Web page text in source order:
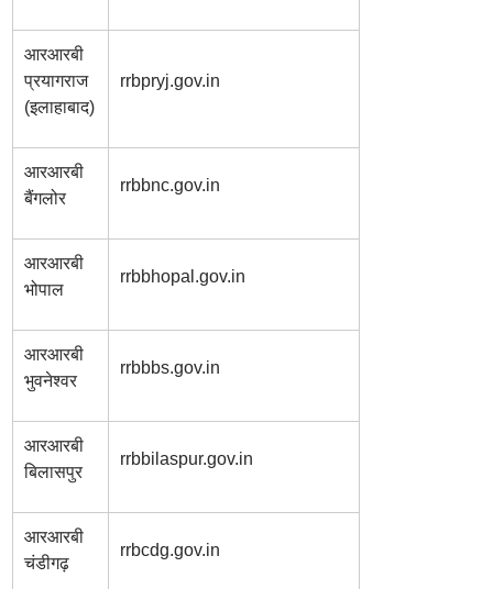
आरआरबी
प्रयागराज
(इलाहाबाद)
rrbpryj.gov.in
आरआरबी
बैंगलोर
rrbbnc.gov.in
आरआरबी
भोपाल
rrbbhopal.gov.in
आरआरबी
भुवनेश्वर
rrbbbs.gov.in
आरआरबी
बिलासपुर
rrbbilaspur.gov.in
आरआरबी
चंडीगढ़
rrbcdg.gov.in